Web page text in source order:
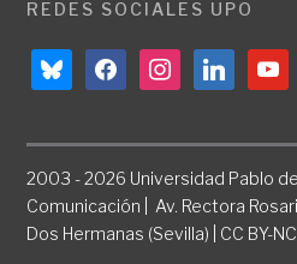
REDES SOCIALES UPO
blueskyfacebookinstagramlinkedin
2003 - 2026 Universidad Pablo
Comunicación | Av. Rectora
Dos Hermanas (Sevilla) | CC BY-